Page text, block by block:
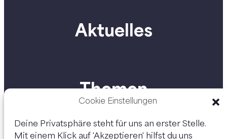
Cookie Einstellungen
Deine Privatsphäre steht für uns an erster Stelle.
Mit einem Klick auf 'Akzeptieren' hilfst du uns
Aktuelles
Themen